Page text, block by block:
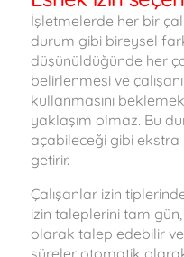
İşletmelerde her bir
durum gibi bireysel
düşünüldüğünde her
belirlenmesi ve
kullanmasını
yaklaşım olmaz. Bu
açabileceği gibi
getirir.
Çalışanlar izin
izin taleplerini tam
olarak talep edebilir